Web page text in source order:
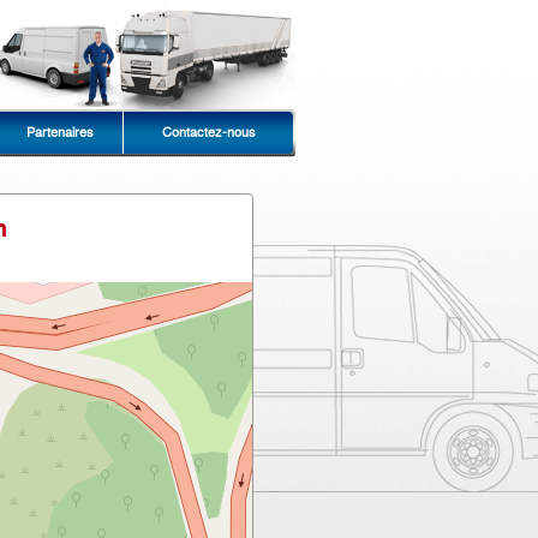
Partenaires Contactez-nous